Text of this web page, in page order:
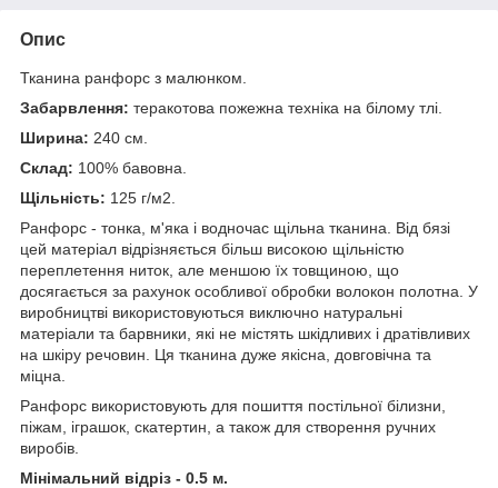
Опис
Тканина ранфорс з малюнком.
Забарвлення: теракотова пожежна техніка на білому тлі.
Ширина: 240 см.
Склад: 100% бавовна.
Щільність: 125 г/м2.
Ранфорс - тонка, м'яка і водночас щільна тканина. Від бязі
цей матеріал відрізняється більш високою щільністю
переплетення ниток, але меншою їх товщиною, що
досягається за рахунок особливої обробки волокон полотна. У
виробництві використовуються виключно натуральні
матеріали та барвники, які не містять шкідливих і дратівливих
на шкіру речовин. Ця тканина дуже якісна, довговічна та
міцна.
Ранфорс використовують для пошиття постільної білизни,
піжам, іграшок, скатертин, а також для створення ручних
виробів.
Мінімальний відріз - 0.5 м.